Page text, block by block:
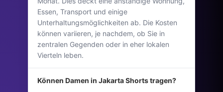
Essen, Transport und einige
Unterhaltungsmöglichkeiten ab. Die Kosten
können variieren, je nachdem, ob Sie in
zentralen Gegenden oder in eher lokalen
Vierteln leben.
Können Damen in Jakarta Shorts tragen?